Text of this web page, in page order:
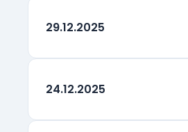
29.12.2025
24.12.2025